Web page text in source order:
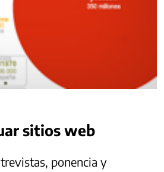
sitios web
ponencia y